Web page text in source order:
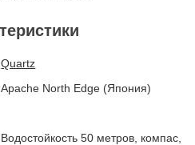
Quartz
Apache North Edge (Япония)
Водостойкость 50 метров, компас,